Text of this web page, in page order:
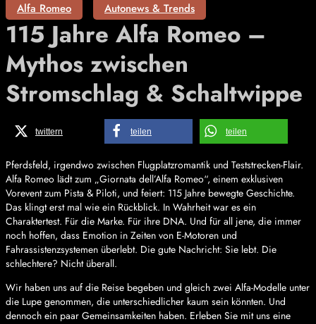
Alfa Romeo Autonews & Trends
115 Jahre Alfa Romeo –
Mythos zwischen
Stromschlag & Schaltwippe
twittern teilen teilen
Pferdsfeld, irgendwo zwischen Flugplatzromantik und Teststrecken-Flair.
Alfa Romeo lädt zum „Giornata dell’Alfa Romeo“, einem exklusiven
Vorevent zum Pista & Piloti, und feiert: 115 Jahre bewegte Geschichte.
Das klingt erst mal wie ein Rückblick. In Wahrheit war es ein
Charaktertest. Für die Marke. Für ihre DNA. Und für all jene, die immer
noch hoffen, dass Emotion in Zeiten von E-Motoren und
Fahrassistenzsystemen überlebt. Die gute Nachricht: Sie lebt. Die
schlechtere? Nicht überall.
Wir haben uns auf die Reise begeben und gleich zwei Alfa-Modelle unter
die Lupe genommen, die unterschiedlicher kaum sein könnten. Und
dennoch ein paar Gemeinsamkeiten haben. Erleben Sie mit uns eine